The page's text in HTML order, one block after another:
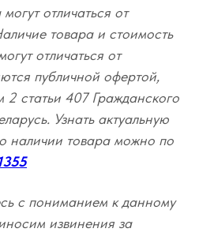
отличаться от
товара и стоимость
отличаться от
публичной офертой,
2 статьи 407 Гражданского
Узнать актуальную
наличии товара можно по
с пониманием к данному
извинения за